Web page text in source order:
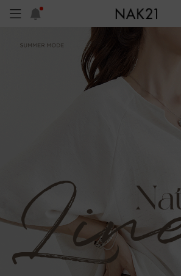
세트 자체제작 여름 잠옷